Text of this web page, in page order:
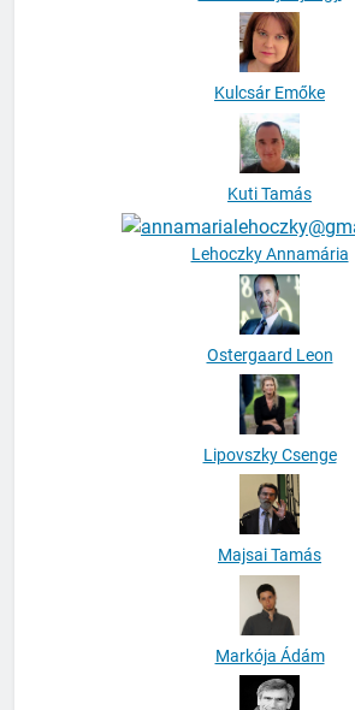
Kulcsár Emőke
Kuti Tamás
Lehoczky Annamária
Ostergaard Leon
Lipovszky Csenge
Majsai Tamás
Markója Ádám